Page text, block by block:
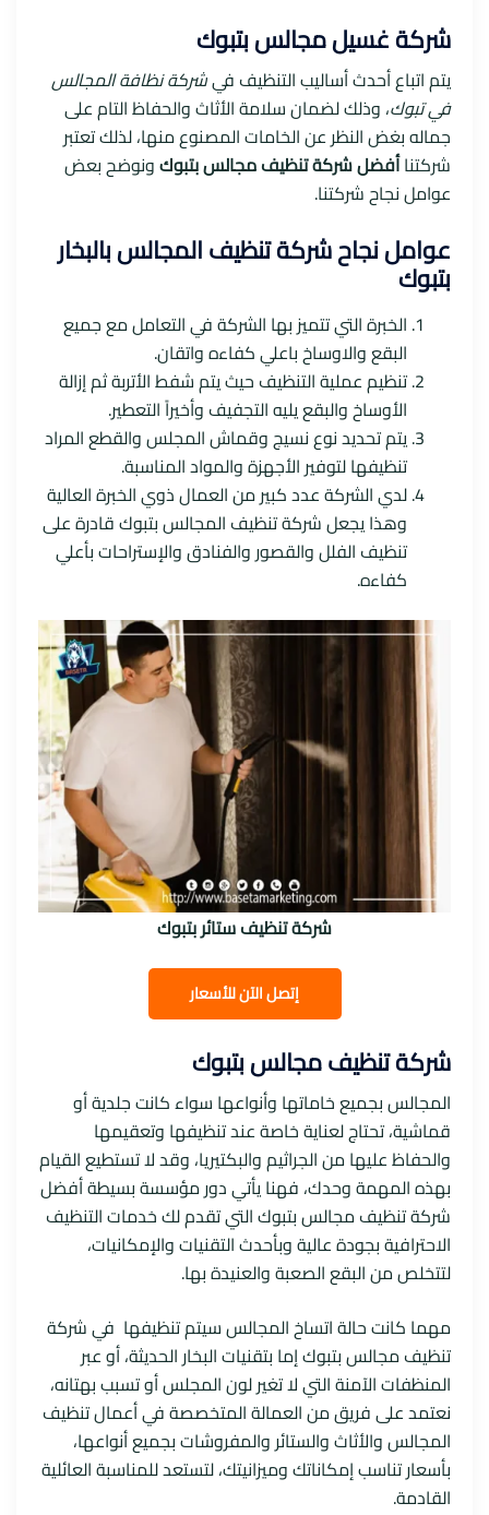
شركة غسيل مجالس بتبوك
يتم اتباع أحدث أساليب التنظيف فيشركة نظافة المجالس
في تبوك، وذلك لضمان سلامة الأثاث والحفاظ التام على
جماله بغض النظر عن الخامات المصنوع منها، لذلك تعتبر
شركتناأفضل شركة تنظيف مجالس بتبوكونوضح بعض
عوامل نجاح شركتنا.
عوامل نجاح شركة تنظيف المجالس بالبخار
بتبوك
الخبرة التي تتميز بها الشركة في التعامل مع جميع
البقع والاوساخ باعلي كفاءه واتقان.
تنظيم عملية التنظيف حيث يتم شفط الأتربة ثم إزالة
الأوساخ والبقع يليه التجفيف وأخيراً التعطير.
يتم تحديد نوع نسيج وقماش المجلس والقطع المراد
تنظيفها لتوفير الأجهزة والمواد المناسبة.
لدي الشركة عدد كبير من العمال ذوي الخبرة العالية
وهذا يجعل شركة تنظيف المجالس بتبوك قادرة على
تنظيف الفلل والقصور والفنادق والإستراحات بأعلي
كفاءه.
شركة تنظيف ستائر بتبوك
إتصل الآن للأسعار
شركة تنظيف مجالس بتبوك
المجالس بجميع خاماتها وأنواعها سواء كانت جلدية أو
قماشية، تحتاج لعناية خاصة عند تنظيفها وتعقيمها
والحفاظ عليها من الجراثيم والبكتيريا، وقد لا تستطيع القيام
بهذه المهمة وحدك، فهنا يأتي دور مؤسسة بسيطة أفضل
شركة تنظيف مجالس بتبوك التي تقدم لك خدمات التنظيف
الاحترافية بجودة عالية وبأحدث التقنيات والإمكانيات،
لتتخلص من البقع الصعبة والعنيدة بها.
مهما كانت حالة اتساخ المجالس سيتم تنظيفها في شركة
تنظيف مجالس بتبوك إما بتقنيات البخار الحديثة، أو عبر
المنظفات الآمنة التي لا تغير لون المجلس أو تسبب بهتانه،
نعتمد على فريق من العمالة المتخصصة في أعمال تنظيف
المجالس والأثاث والستائر والمفروشات بجميع أنواعها،
بأسعار تناسب إمكاناتك وميزانيتك، لتستعد للمناسبة العائلية
القادمة.